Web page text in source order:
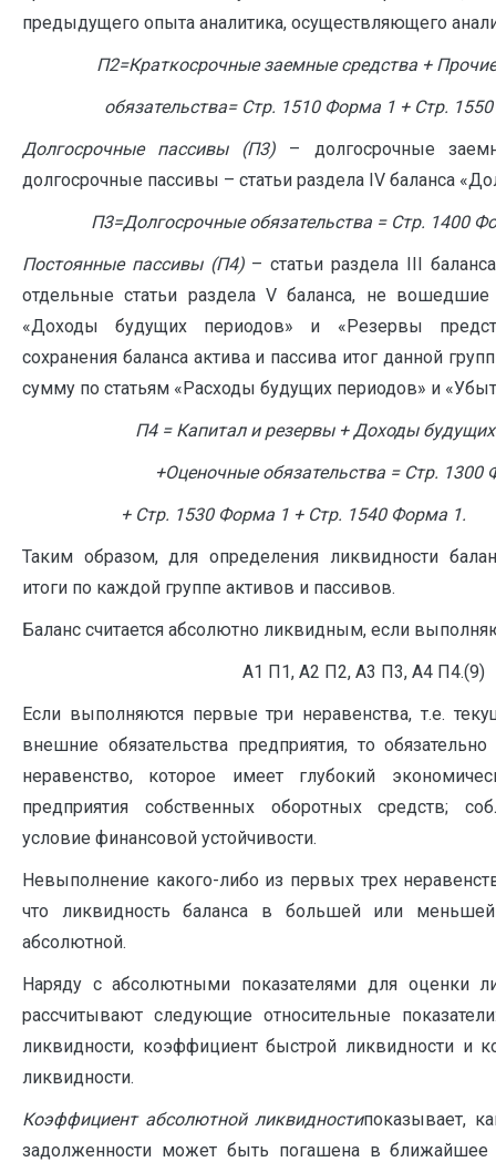
предыдущего опыта аналитика, осуществляющего
П2=Краткосрочные заемные средства +
обязательства= Стр. 1510 Форма 1 + Стр.
Долгосрочные пассивы (П3) – долгосрочные
долгосрочные пассивы – статьи раздела IV баланса
П3=Долгосрочные обязательства = Стр. 1400
Постоянные пассивы (П4)– статьи раздела III
отдельные статьи раздела V баланса, не
«Доходы будущих периодов» и «Резервы
сохранения баланса актива и пассива итог данной
сумму по статьям «Расходы будущих периодов» и
П4 = Капитал и резервы + Доходы
+Оценочные обязательства = Стр. 1300
+ Стр. 1530 Форма 1 + Стр. 1540 Форма 1.
Таким образом, для определения ликвидности
итоги по каждой группе активов и пассивов.
Баланс считается абсолютно ликвидным, если
А1 П1, А2 П2, А3 П3, А4 П4.(9)
Если выполняются первые три неравенства, т.е.
внешние обязательства предприятия, то
неравенство, которое имеет глубокий
предприятия собственных оборотных средств;
условие финансовой устойчивости.
Невыполнение какого-либо из первых трех
что ликвидность баланса в большей или меньшей
абсолютной.
Наряду с абсолютными показателями для оценки
рассчитывают следующие относительные
ликвидности, коэффициент быстрой ликвидности и
ликвидности.
Коэффициент абсолютной ликвидностипоказывает,
задолженности может быть погашена в ближайшее